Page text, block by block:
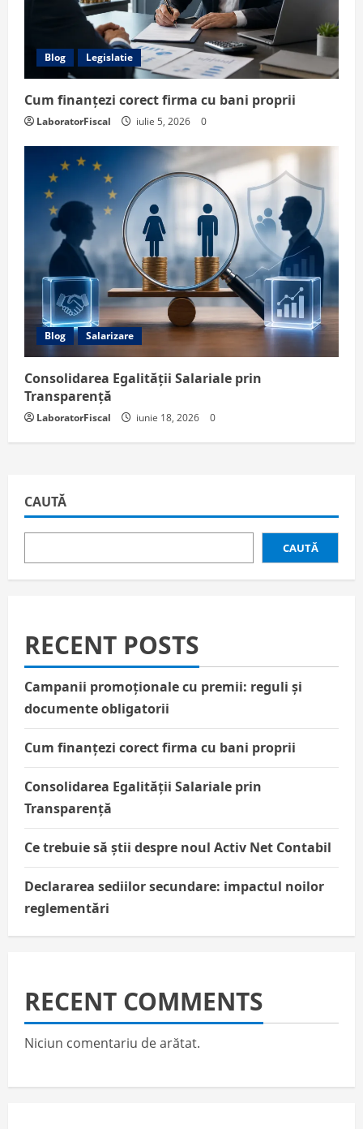
Blog Legislatie
Cum finanțezi corect firma cu bani proprii
LaboratorFiscal iulie 5, 2026 0
Blog Salarizare
Consolidarea Egalității Salariale prin
Transparență
LaboratorFiscal iunie 18, 2026 0
CAUTĂ
CAUTĂ
RECENT POSTS
Campanii promoționale cu premii: reguli și
documente obligatorii
Cum finanțezi corect firma cu bani proprii
Consolidarea Egalității Salariale prin
Transparență
Ce trebuie să știi despre noul Activ Net Contabil
Declararea sediilor secundare: impactul noilor
reglementări
RECENT COMMENTS
Niciun comentariu de arătat.